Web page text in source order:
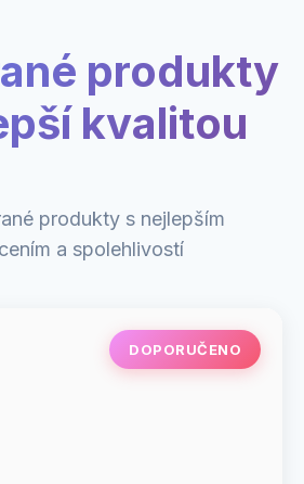
produkty
kvalitou
produkty s nejlepším
a spolehlivostí
DOPORUČENO